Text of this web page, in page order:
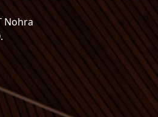
Nohra